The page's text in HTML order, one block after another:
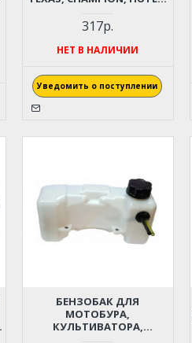
FUBAG И ПР. (ЛЕГКИЙ
СТАРТ, ВЫСОТА 42 ММ)
317р.
НЕТ В НАЛИЧИИ
Уведомить о поступлении
БЕНЗОБАК ДЛЯ
МОТОБУРА,
КУЛЬТИВАТОРА,